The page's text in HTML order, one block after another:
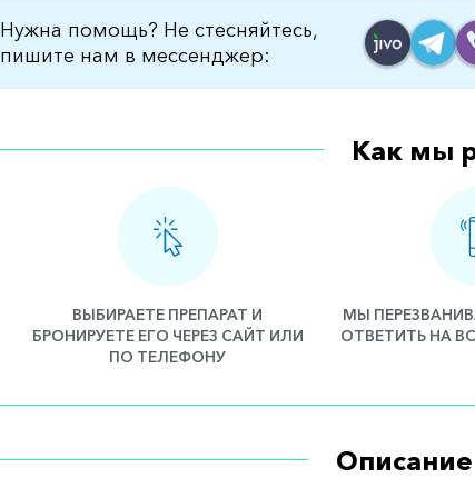
Нужна помощь? Не стесняйтесь,
пишите нам в мессенджер:
Как мы
ВЫБИРАЕТЕ ПРЕПАРАТ И
БРОНИРУЕТЕ ЕГО ЧЕРЕЗ САЙТ ИЛИ
ПО ТЕЛЕФОНУ
МЫ
ОТВЕТИТЬ НА